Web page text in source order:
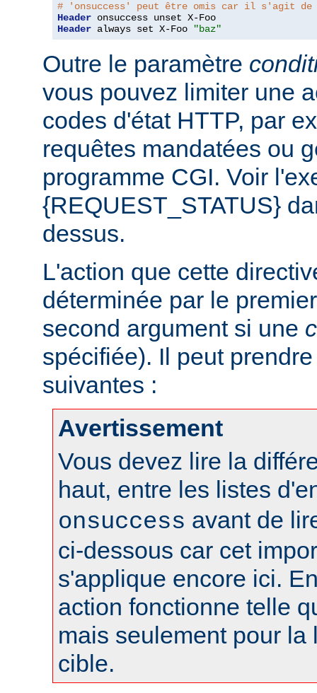
# 'onsuccess' peut être omis car il s'agit de
Header
Header always set X-Foo "baz"
Outre le paramètre
vous pouvez limiter une
codes d'état HTTP, par
requêtes mandatées ou
programme CGI. Voir
{REQUEST_STATUS}
dessus.
L'action que cette
déterminée par le
second argument si une
spécifiée). Il peut
suivantes :
Avertissement
Vous devez lire la
haut, entre les listes
onsuccess avant de
ci-dessous car cet
s'applique encore ici.
action fonctionne telle
mais seulement pour la
cible.